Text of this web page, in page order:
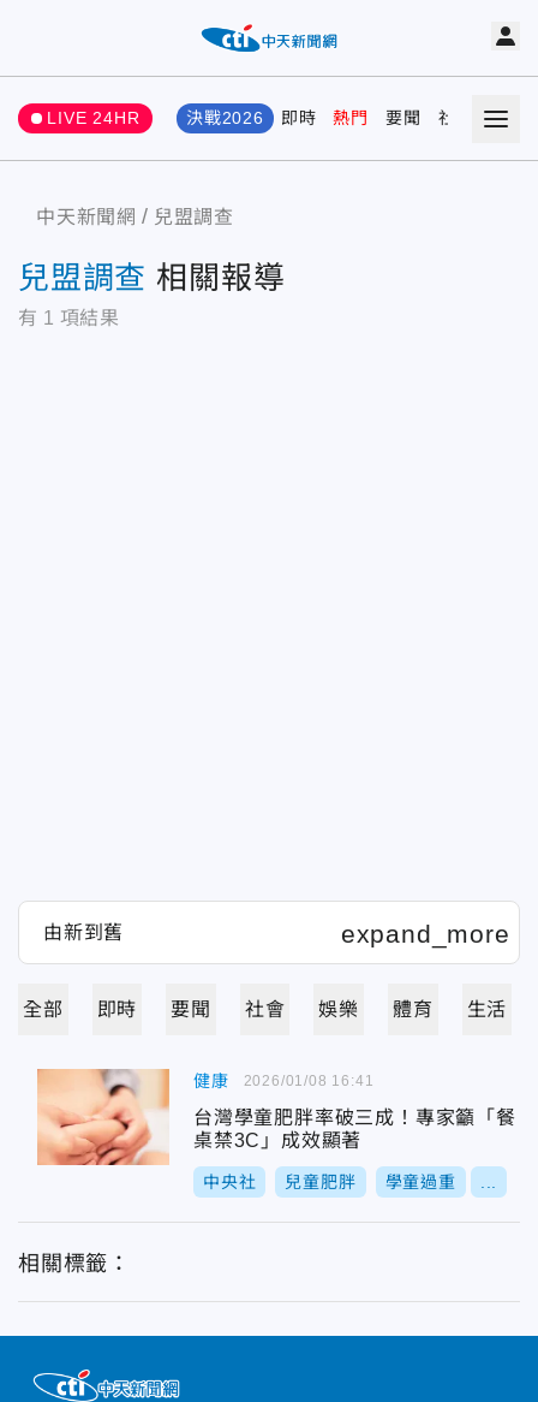
LIVE 24HR 決戰2026 即時 熱門 要聞 社會 娛樂
中天新聞網 兒盟調查
兒盟調查 相關報導
有 1 項結果
全部 即時 要聞 社會 娛樂 體育 生活
健康
台灣學童肥胖率破三成！專家籲「餐
桌禁3C」成效顯著
中央社 兒童肥胖 學童過重
2026/01/08 16:41
相關標籤：